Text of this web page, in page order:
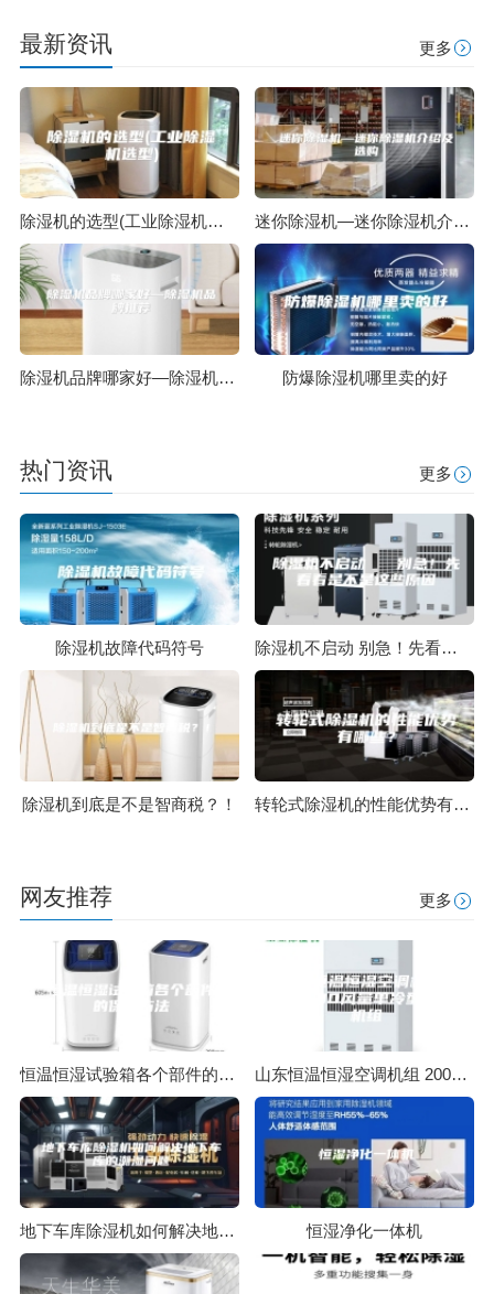
最新资讯 更多
除湿机的选型(工业除湿机选型) 迷你除湿机—迷你除湿机介绍及选购
除湿机品牌哪家好—除湿机品牌推荐 防爆除湿机哪里卖的好
热门资讯 更多
除湿机故障代码符号 除湿机不启动 别急！先看看是不是这些原因
除湿机到底是不是智商税？！ 转轮式除湿机的性能优势有哪些？
网友推荐 更多
恒温恒湿试验箱各个部件的保养方法 山东恒温恒湿空调机组 2000风量单冷型空调机组
地下车库除湿机如何解决地下车库的潮湿问题 恒湿净化一体机